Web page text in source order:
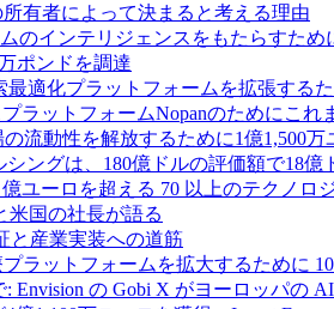
有者によって決まると考える理由
のインテリジェンスをもたらすため
ポンドを調達
最適化プラットフォームを拡張する
ラットフォームNopanのためにこれ
流動性を解放するために1億1,500
ングは、180億ドルの評価額で18億
ユーロを超える 70 以上のテクノロ
米国の社長が語る
と産業実装への道筋
ラットフォームを拡大するために
Envision の Gobi X がヨーロッパの